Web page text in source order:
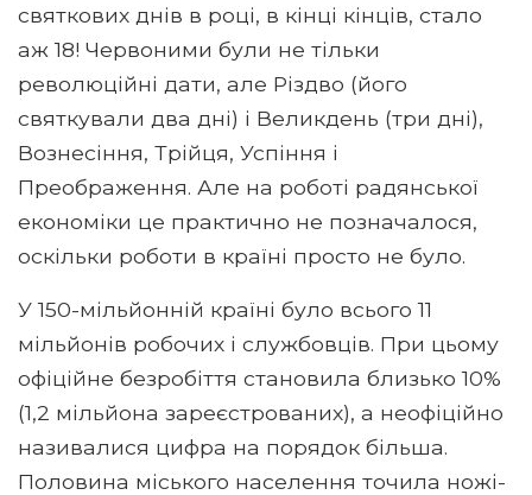
святкових днів в році, в кінці кінців, стало
аж 18! Червоними були не тільки
революційні дати, але Різдво (його
святкували два дні) і Великдень (три дні),
Вознесіння, Трійця, Успіння і
Преображення. Але на роботі радянської
економіки це практично не позначалося,
оскільки роботи в країні просто не було.
У 150-мільйонній країні було всього 11
мільйонів робочих і службовців. При цьому
офіційне безробіття становила близько 10%
(1,2 мільйона зареєстрованих), а неофіційно
називалися цифра на порядок більша.
Половина міського населення точила ножі-